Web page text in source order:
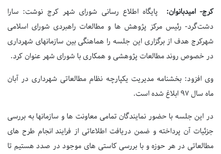
کرج- امیدبانوان: پایگاه اطلاع رسانی شورای شهر کرج نوشت: سارا
دشت‌گرد- رئیس مرکز پژوهش ها و مطالعات راهبردی شورای اسلامی
شهرکرج هدف از برگزاری این جلسه را هماهنگی بین سازمانهای شهرداری
در خصوص روند مطالعات پژوهشی و همکاری با شورای شهر عنوان کرد.
وی افزود: بخشنامه مدیریت یکپارچه نظام مطالعاتی شهرداری در آبان
ماه سال 97 ابلاغ شده است.
در این جلسه با حضور نمایندگان تمامی معاونت ها و سازمانها به بررسی
جزئیات آن پرداخته و ضمن دریافت اطلاعاتی از فرایند انجام طرح های
مطالعاتی در هر حوزه و با بررسی کاستی های موجود در صدد هستیم تا